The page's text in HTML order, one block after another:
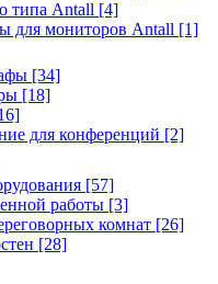
типа Antall [4]
для мониторов Antall [1]
[34]
[18]
для конференций [2]
[57]
работы [3]
комнат [26]
[28]